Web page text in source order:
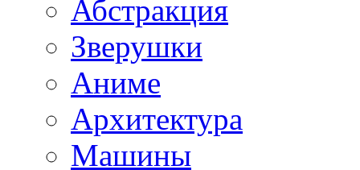
Абстракция
Зверушки
Аниме
Архитектура
Машины